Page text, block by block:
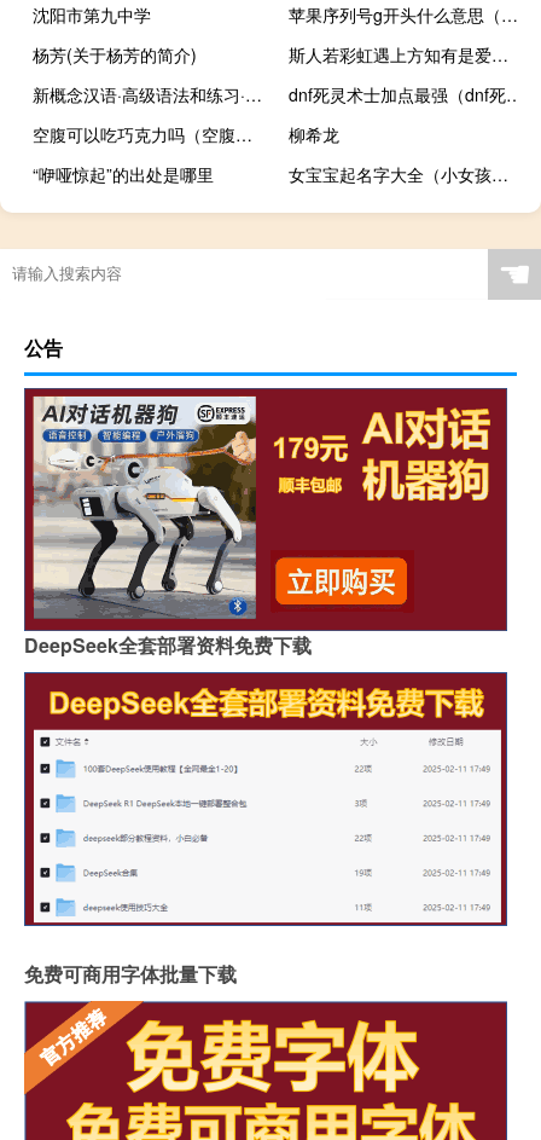
沈阳市第九中学
苹果序列号g开头什么意思（苹果序列号g开头意思是什么）
杨芳(关于杨芳的简介)
斯人若彩虹遇上方知有是爱情句吗（斯人若彩虹,遇上方知有是啥意思）
新概念汉语·高级语法和练习·高级课本(关于新概念汉语·高级语法和练习·高级课本的简介)
dnf死灵术士加点最强（dnf死灵术士加点）
空腹可以吃巧克力吗（空腹可以吃巧克力）
柳希龙
“咿哑惊起”的出处是哪里
女宝宝起名字大全（小女孩起名字大全免费）
☚
公告
DeepSeek全套部署资料免费下载
免费可商用字体批量下载